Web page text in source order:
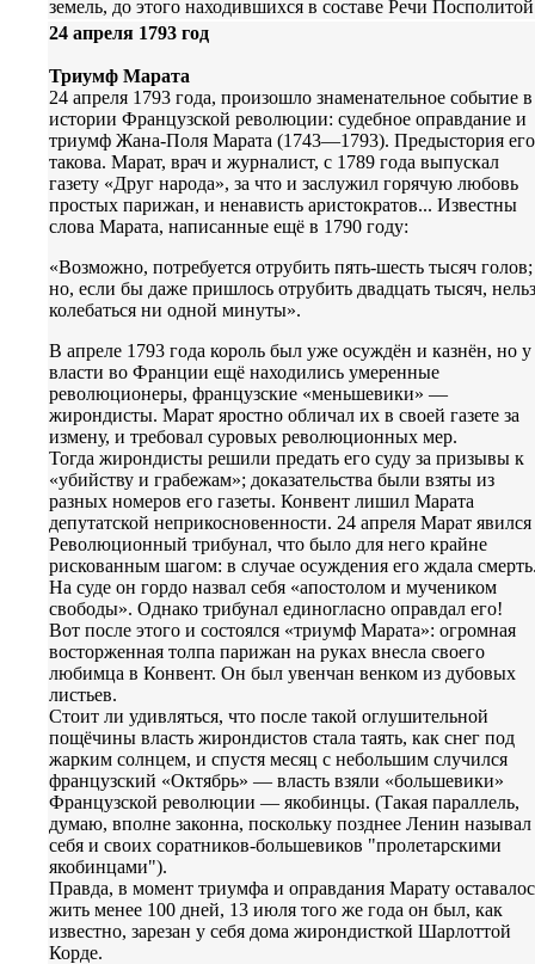
земель, до этого находившихся в составе Речи
24 апреля 1793 год
Триумф Марата
24 апреля 1793 года, произошло знаменательное событие в
истории Французской революции: судебное оправдание и
триумф Жана-Поля Марата (1743—1793). Предыстория его
такова. Марат, врач и журналист, с 1789 года выпускал
газету «Друг народа», за что и заслужил горячую любовь
простых парижан, и ненависть аристократов... Известны
слова Марата, написанные ещё в 1790 году:
«Возможно, потребуется отрубить пять-шесть тысяч голов;
но, если бы даже пришлось отрубить двадцать тысяч,
колебаться ни одной минуты».
В апреле 1793 года король был уже осуждён и казнён, но у
власти во Франции ещё находились умеренные
революционеры, французские «меньшевики» —
жирондисты. Марат яростно обличал их в своей газете за
измену, и требовал суровых революционных мер.
Тогда жирондисты решили предать его суду за призывы к
«убийству и грабежам»; доказательства были взяты из
разных номеров его газеты. Конвент лишил Марата
депутатской неприкосновенности. 24 апреля Марат явился
Революционный трибунал, что было для него крайне
рискованным шагом: в случае осуждения его ждала
На суде он гордо назвал себя «апостолом и мучеником
свободы». Однако трибунал единогласно оправдал его!
Вот после этого и состоялся «триумф Марата»: огромная
восторженная толпа парижан на руках внесла своего
любимца в Конвент. Он был увенчан венком из дубовых
листьев.
Стоит ли удивляться, что после такой оглушительной
пощёчины власть жирондистов стала таять, как снег под
жарким солнцем, и спустя месяц с небольшим случился
французский «Октябрь» — власть взяли «большевики»
Французской революции — якобинцы. (Такая параллель,
думаю, вполне законна, поскольку позднее Ленин называл
себя и своих соратников-большевиков "пролетарскими
якобинцами").
Правда, в момент триумфа и оправдания Марату
жить менее 100 дней, 13 июля того же года он был, как
известно, зарезан у себя дома жирондисткой Шарлоттой
Корде.